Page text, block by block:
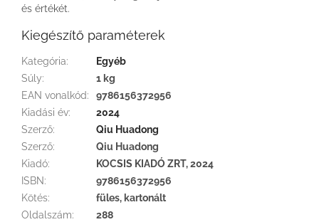
és értékét.
Kiegészítő paraméterek
Kategória:
Egyéb
Súly:
1 kg
EAN vonalkód:
9786156372956
Kiadási év:
2024
Szerző:
Qiu Huadong
Szerző:
Qiu Huadong
Kiadó:
KOCSIS KIADÓ ZRT, 2024
ISBN:
9786156372956
Kötés:
füles, kartonált
Oldalszám: 288